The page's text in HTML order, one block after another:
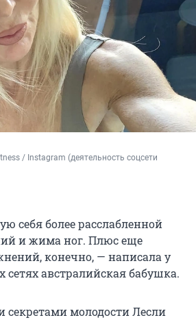
/ Instagram (деятельность соцсети
себя более расслабленной
и жима ног. Плюс еще
конечно, — написала у
сетях австралийская бабушка.
молодости Лесли